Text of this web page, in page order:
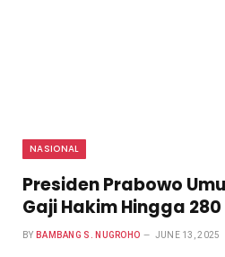
NASIONAL
Presiden Prabowo
Gaji Hakim Hingga 280
BY BAMBANG S. NUGROHO JUNE 13, 2025